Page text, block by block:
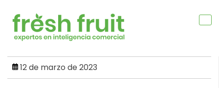
content
12 de marzo de 2023